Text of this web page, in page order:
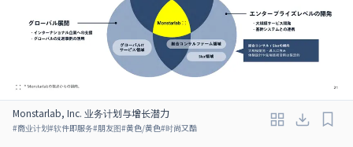
Monstarlab, Inc. 业务计划与增长潜力
#商业计划#软件即服务#朋友图#黄色/黄色#时尚又酷